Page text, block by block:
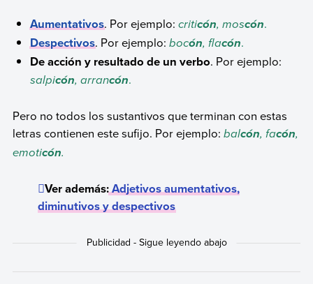
Aumentativos. Por ejemplo:criticón, moscón.
Despectivos. Por ejemplo:bocón, flacón.
De acción y resultado de un verbo. Por ejemplo:
salpicón, arrancón.
Pero no todos los sustantivos que terminan con estas
letras contienen este sufijo. Por ejemplo: balcón, facón,
emoticón.
Ver además:Adjetivos aumentativos,
diminutivos y despectivos